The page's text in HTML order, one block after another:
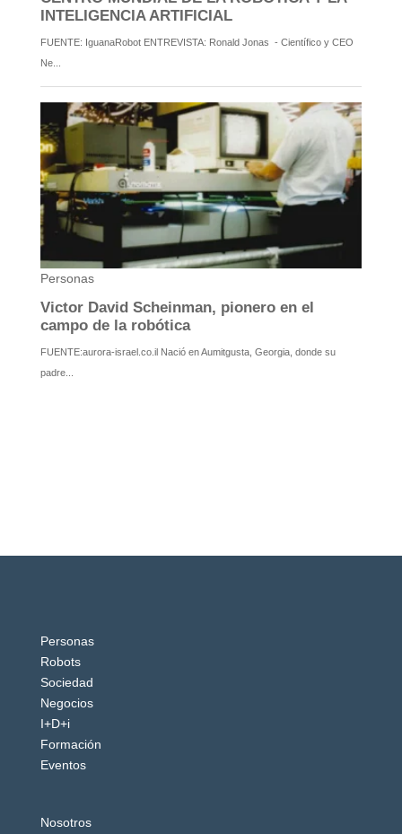
Personas
Robots
Sociedad
Negocios
I+D+i
Formación
Eventos
Nosotros